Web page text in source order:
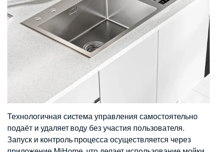
Технологичная система управления самостоятельно
подаёт и удаляет воду без участия пользователя.
Запуск и контроль процесса осуществляется через